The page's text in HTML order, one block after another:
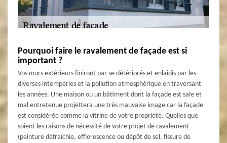
Pourquoi faire le ravalement de façade est si
important ?
Vos murs extérieurs finiront par se détériorés et enlaidis par les
diverses intempéries et la pollution atmosphérique en traversant
les années. Une maison ou un bâtiment dont la façade est sale et
mal entretenue projettera une très mauvaise image car la façade
est considérée comme la vitrine de votre propriété. Quelles que
soient les raisons de nécessité de votre projet de ravalement
(peinture défraîchie, efflorescence ou dépôt de sel, fissure de